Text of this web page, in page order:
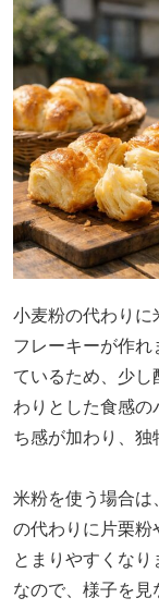
小麦粉の代わりに
フレーキーが作れ
ているため、少し
わりとした食感の
ち感が加わり、独
米粉を使う場合は
の代わりに片栗粉
とまりやすくな
なので、様子を